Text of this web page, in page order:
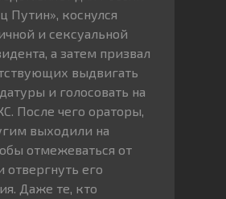
Путин», коснулся
и сексуальной
а затем призвал
выдвигать
и голосовать на
После чего ораторы,
выходили на
отмежеваться от
отвергнуть его
Даже те, кто